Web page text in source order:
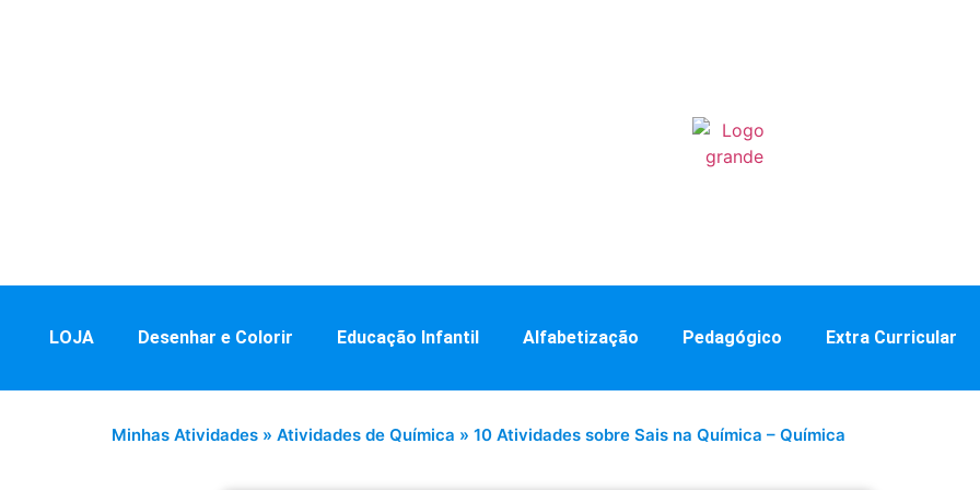
LOJA Desenhar e Colorir Educação Infantil Alfabetização Pedagógico Extra Curricular
Minhas Atividades » Atividades de Química » 10 Atividades sobre Sais na Química – Química